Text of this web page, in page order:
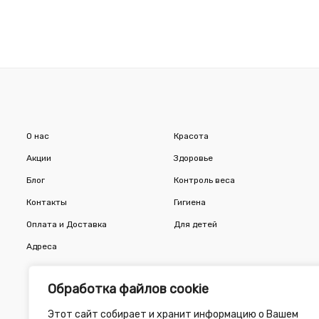
Обработка файлов cookie
Этот сайт собирает и хранит информацию о Вашем
О нас
Акции
Блог
Контакты
Оплата и Доставка
Адреса
Красота
Здоровье
Контроль веса
Гигиена
Для детей